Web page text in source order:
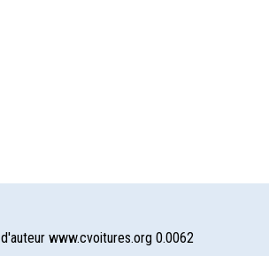
www.cvoitures.org 0.0062